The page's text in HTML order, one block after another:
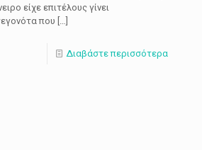
είχε επιτέλους γίνει
που
Διαβάστε περισσότερα